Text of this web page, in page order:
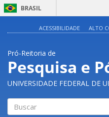
BRASIL
ACESSIBILIDADE ALTO
Pró-Reitoria de
Pesquisa e
UNIVERSIDADE FEDERAL DE